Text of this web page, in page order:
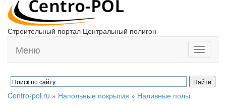
Строительный портал Центральный полигон
Toggle
Меню
Centro-pol.ru » Напольные покрытия » Наливные полы